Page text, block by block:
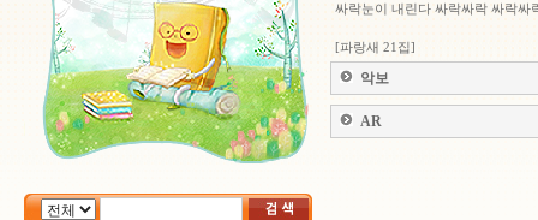
싸락눈이 내린다 싸락싸락 싸락싸
[파랑새 21집]
악보
AR